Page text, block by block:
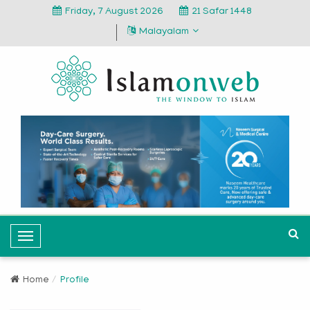
Friday, 7 August 2026
21 Safar 1448
Malayalam
T
o
Home Profile